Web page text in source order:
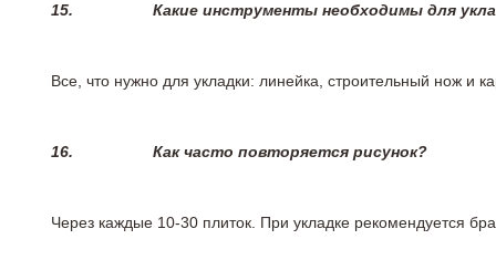
15. Какие инструменты необходимы для
Все, что нужно для укладки: линейка, строительный нож и
16. Как часто повторяется рисунок?
Через каждые 10-30 плиток. При укладке рекомендуется